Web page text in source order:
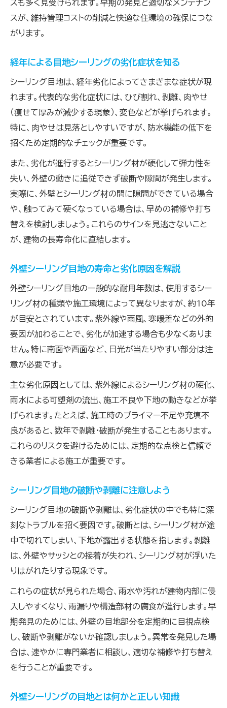
スも多く見受けられます。早期の発見と適切なメンテナン
スが、維持管理コストの削減と快適な住環境の確保につな
がります。
経年による目地シーリングの劣化症状を知る
シーリング目地は、経年劣化によってさまざまな症状が現
れます。代表的な劣化症状には、ひび割れ、剥離、肉やせ
（痩せて厚みが減少する現象）、変色などが挙げられます。
特に、肉やせは見落としやすいですが、防水機能の低下を
招くため定期的なチェックが重要です。
また、劣化が進行するとシーリング材が硬化して弾力性を
失い、外壁の動きに追従できず破断や隙間が発生します。
実際に、外壁とシーリング材の間に隙間ができている場合
や、触ってみて硬くなっている場合は、早めの補修や打ち
替えを検討しましょう。これらのサインを見逃さないこと
が、建物の長寿命化に直結します。
外壁シーリング目地の寿命と劣化原因を解説
外壁シーリング目地の一般的な耐用年数は、使用するシー
リング材の種類や施工環境によって異なりますが、約10年
が目安とされています。紫外線や雨風、寒暖差などの外的
要因が加わることで、劣化が加速する場合も少なくありま
せん。特に南面や西面など、日光が当たりやすい部分は注
意が必要です。
主な劣化原因としては、紫外線によるシーリング材の硬化、
雨水による可塑剤の流出、施工不良や下地の動きなどが挙
げられます。たとえば、施工時のプライマー不足や充填不
良があると、数年で剥離・破断が発生することもあります。
これらのリスクを避けるためには、定期的な点検と信頼で
きる業者による施工が重要です。
シーリング目地の破断や剥離に注意しよう
シーリング目地の破断や剥離は、劣化症状の中でも特に深
刻なトラブルを招く要因です。破断とは、シーリング材が途
中で切れてしまい、下地が露出する状態を指します。剥離
は、外壁やサッシとの接着が失われ、シーリング材が浮いた
りはがれたりする現象です。
これらの症状が見られた場合、雨水や汚れが建物内部に侵
入しやすくなり、雨漏りや構造部材の腐食が進行します。早
期発見のためには、外壁の目地部分を定期的に目視点検
し、破断や剥離がないか確認しましょう。異常を発見した場
合は、速やかに専門業者に相談し、適切な補修や打ち替え
を行うことが重要です。
外壁シーリングの目地とは何かと正しい知識